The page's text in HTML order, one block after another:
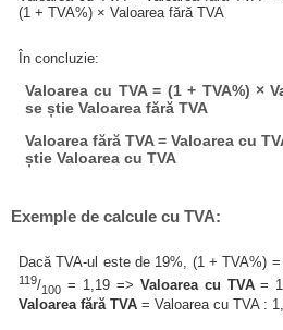
(1 + TVA%) × Valoarea fără TVA
În concluzie:
Valoarea cu TVA = (1 + TVA%) ×
se știe Valoarea fără TVA
Valoarea fără TVA = Valoarea cu
știe Valoarea cu TVA
Exemple de calcule cu TVA:
Dacă TVA-ul este de 19%, (1 + TVA%)
119/100 = 1,19 => Valoarea cu TVA=
Valoarea fără TVA = Valoarea cu TVA :